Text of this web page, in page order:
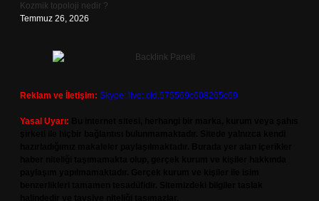
Kozmik topoloji nedir ?
Temmuz 26, 2026
Reklam ve İletişim: Skype: live:.cid.575569c608265c69
Yasal Uyarı: